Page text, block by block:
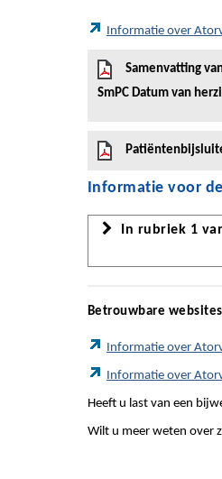
Informatie over
Samenvatting
SmPC Datum van
Informatie voor
In rubriek 1
Betrouwbare
Informatie over
Informatie over
Heeft u last van een
Wilt u meer weten over